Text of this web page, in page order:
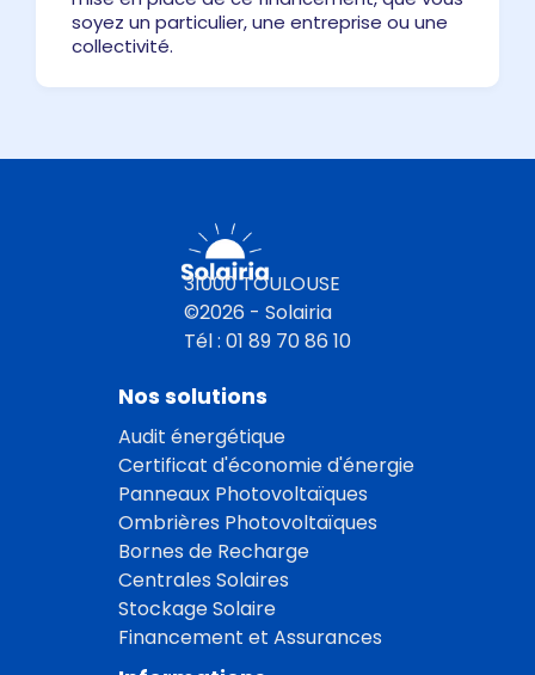
soyez un particulier, une entreprise ou une
collectivité.
31000 TOULOUSE
©2026 - Solairia
Tél : 01 89 70 86 10
Nos solutions
Audit énergétique
Certificat d'économie d'énergie
Panneaux Photovoltaïques
Ombrières Photovoltaïques
Bornes de Recharge
Centrales Solaires
Stockage Solaire
Financement et Assurances